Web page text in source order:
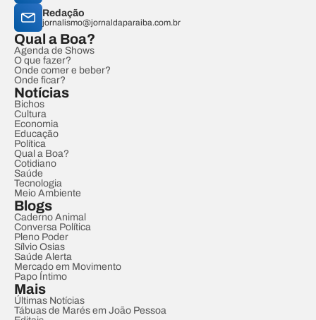
Redação
jornalismo@jornaldaparaiba.com.br
Qual a Boa?
Agenda de Shows
O que fazer?
Onde comer e beber?
Onde ficar?
Notícias
Bichos
Cultura
Economia
Educação
Política
Qual a Boa?
Cotidiano
Saúde
Tecnologia
Meio Ambiente
Blogs
Caderno Animal
Conversa Política
Pleno Poder
Sílvio Osias
Saúde Alerta
Mercado em Movimento
Papo Íntimo
Mais
Últimas Notícias
Tábuas de Marés em João Pessoa